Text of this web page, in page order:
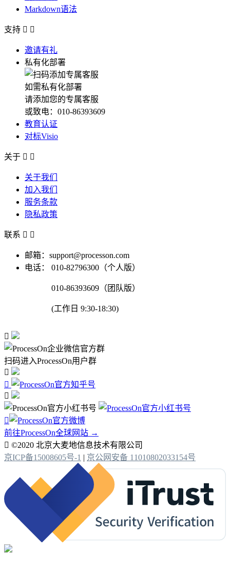
Markdown语法
支持  
邀请有礼
私有化部署
如需私有化部署
请添加您的专属客服
或致电：010-86393609
教育认证
对标Visio
关于  
关于我们
加入我们
服务条款
隐私政策
联系  
邮箱：support@processon.com
电话：
010-82796300（个人版）
010-86393609（团队版）
(工作日 9:30-18:30)

扫码进入ProcessOn用户群




前往ProcessOn全球网站 →
 ©2020 北京大麦地信息技术有限公司
京ICP备15008605号-1 | 京公网安备 11010802033154号